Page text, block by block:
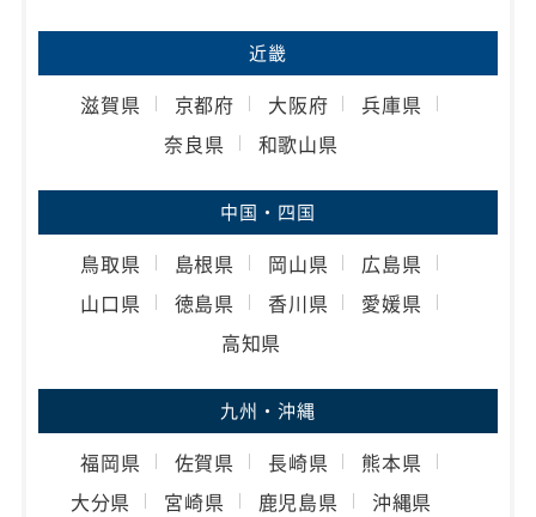
近畿
滋賀県 京都府 大阪府
兵庫県
奈良県
和歌山県
中国・四国
鳥取県 島根県 岡山県
広島県
山口県
徳島県 香川県
愛媛県
高知県
九州・沖縄
福岡県 佐賀県 長崎県
熊本県
大分県
宮崎県 鹿児島県 沖縄県